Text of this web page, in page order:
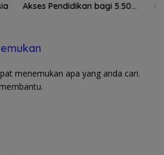
Kapolda Tunjuk Kabid TIK
menemukan apa yang anda cari.